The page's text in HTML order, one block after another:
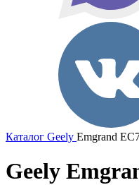
Каталог Geely Emgrand
Geely